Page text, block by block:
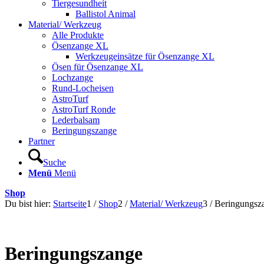
Tiergesundheit
Ballistol Animal
Material/ Werkzeug
Alle Produkte
Ösenzange XL
Werkzeugeinsätze für Ösenzange XL
Ösen für Ösenzange XL
Lochzange
Rund-Locheisen
AstroTurf
AstroTurf Ronde
Lederbalsam
Beringungszange
Partner
Suche
Menü Menü
Shop
Du bist hier: Startseite1 / Shop2 / Material/ Werkzeug3 /
Beringungszange